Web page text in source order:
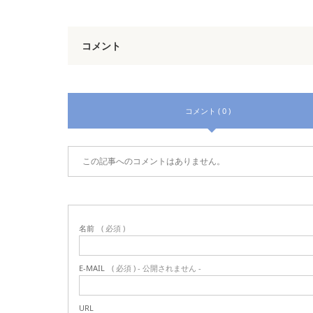
コメント
コメント ( 0 )
この記事へのコメントはありません。
名前 ( 必須 )
E-MAIL ( 必須 ) - 公開されません -
URL